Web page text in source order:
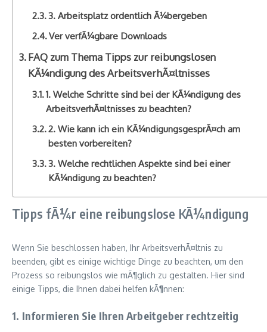
3. Arbeitsplatz ordentlich Ã¼bergeben
Ver verfÃ¼gbare Downloads
FAQ zum Thema Tipps zur reibungslosen
KÃ¼ndigung des ArbeitsverhÃ¤ltnisses
1. Welche Schritte sind bei der KÃ¼ndigung des
ArbeitsverhÃ¤ltnisses zu beachten?
2. Wie kann ich ein KÃ¼ndigungsgesprÃ¤ch am
besten vorbereiten?
3. Welche rechtlichen Aspekte sind bei einer
KÃ¼ndigung zu beachten?
Tipps fÃ¼r eine reibungslose KÃ¼ndigung
Wenn Sie beschlossen haben, Ihr ArbeitsverhÃ¤ltnis zu
beenden, gibt es einige wichtige Dinge zu beachten, um den
Prozess so reibungslos wie mÃ¶glich zu gestalten. Hier sind
einige Tipps, die Ihnen dabei helfen kÃ¶nnen:
1. Informieren Sie Ihren Arbeitgeber rechtzeitig